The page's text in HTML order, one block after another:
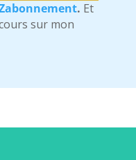
. Et
sur mon